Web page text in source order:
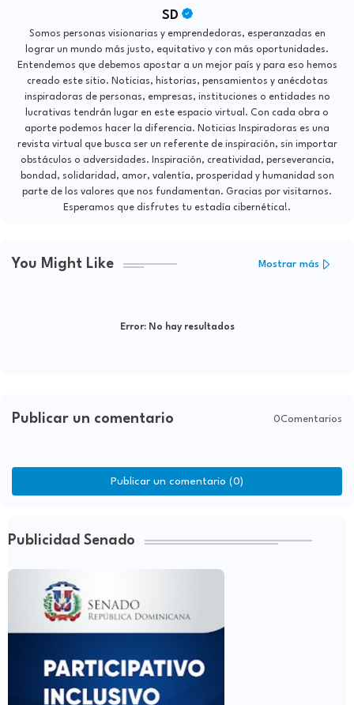
SD
Somos personas visionarias y emprendedoras, esperanzadas en
lograr un mundo más justo, equitativo y con más oportunidades.
Entendemos que debemos apostar a un mejor país y para eso hemos
creado este sitio. Noticias, historias, pensamientos y anécdotas
inspiradoras de personas, empresas, instituciones o entidades no
lucrativas tendrán lugar en este espacio virtual. Con cada obra o
aporte podemos hacer la diferencia. Noticias Inspiradoras es una
revista virtual que busca ser un referente de inspiración, sin importar
obstáculos o adversidades. Inspiración, creatividad, perseverancia,
bondad, solidaridad, amor, valentía, prosperidad y humanidad son
parte de los valores que nos fundamentan. Gracias por visitarnos.
Esperamos que disfrutes tu estadía cibernética!.
You Might Like Mostrar más
Error:No hay resultados
Publicar un comentario 0Comentarios
Publicar un comentario (0)
Publicidad Senado